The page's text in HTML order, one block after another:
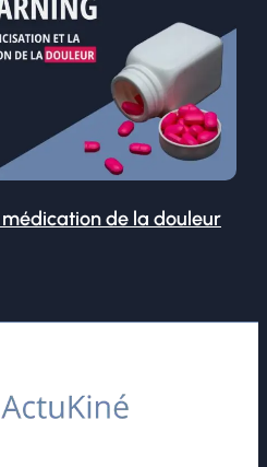
de la douleur